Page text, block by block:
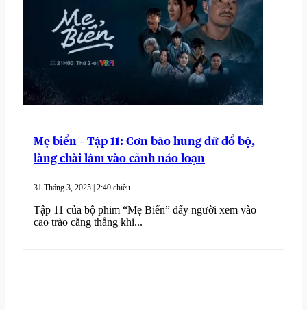
Mẹ biển – Tập 11: Cơn bão hung dữ đổ bộ,
làng chài lâm vào cảnh náo loạn
31 Tháng 3, 2025 | 2:40 chiều
Tập 11 của bộ phim “Mẹ Biển” đẩy người xem vào
cao trào căng thẳng khi...